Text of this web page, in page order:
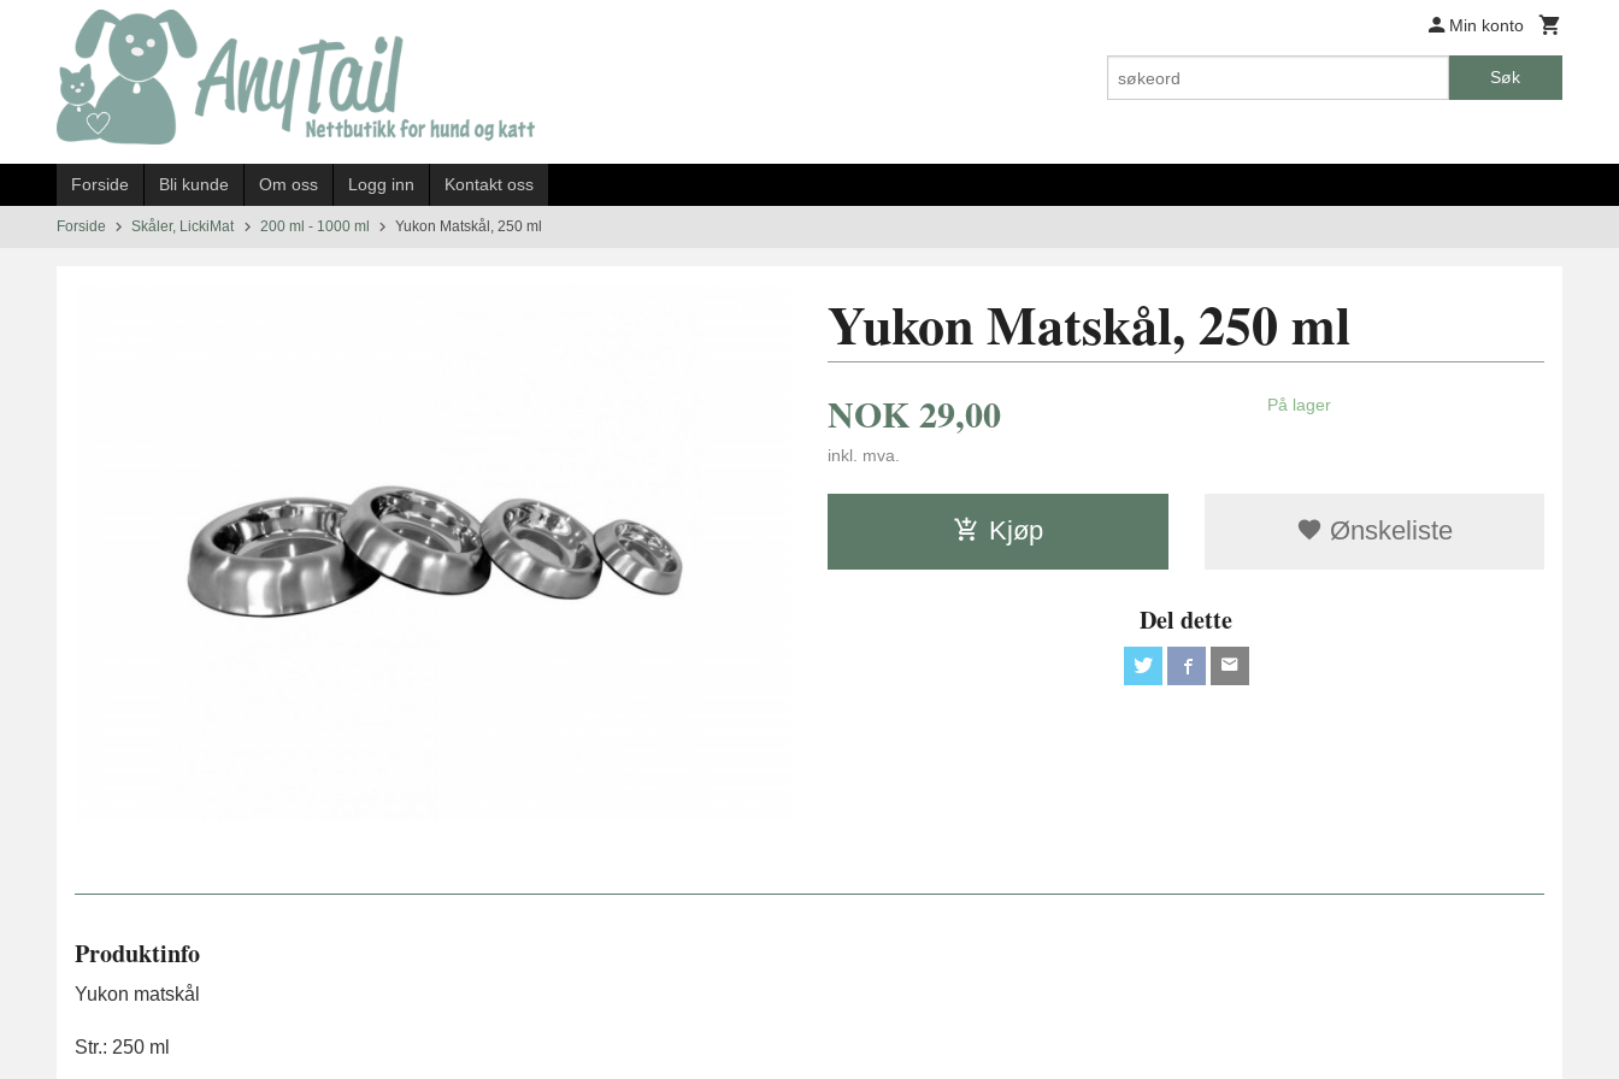
innholdet
Min konto
Søk
Forside Bli kunde Om oss Logg inn Kontakt oss
Forside Skåler, LickiMat 200 ml - 1000 ml Yukon Matskål, 250 ml
Yukon Matskål, 250 ml
NOK29,00
inkl. mva.
På lager
Kjøp Ønskeliste
Del dette
Produktinfo
Yukon matskål
Str.: 250 ml